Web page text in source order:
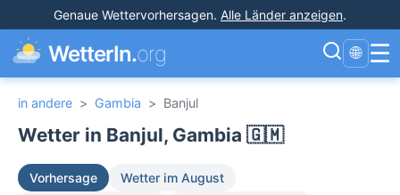
Genaue Wettervorhersagen. Alle Länder anzeigen.
WetterIn.org 🌐 ☰
in andere > Gambia > Banjul
Wetter in Banjul, Gambia 🇬🇲
Vorhersage
Wetter im August